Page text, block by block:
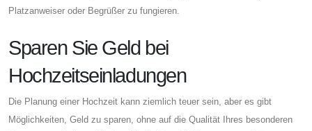
Platzanweiser oder Begrüßer zu fungieren.
Sparen Sie Geld bei
Hochzeitseinladungen
Die Planung einer Hochzeit kann ziemlich teuer sein, aber es gibt
Möglichkeiten, Geld zu sparen, ohne auf die Qualität Ihres besonderen